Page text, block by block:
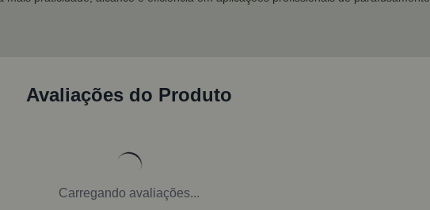
Avaliações do Produto
Carregando avaliações...